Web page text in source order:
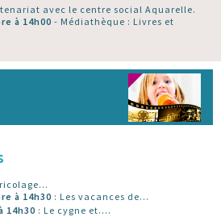
avec le centre social Aquarelle.
à 14h00 - Médiathèque : Livres et
à 14h30 : Les vacances de...
14h30 : Le cygne et....